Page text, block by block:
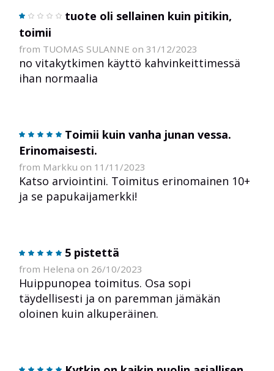
tuote oli sellainen kuin pitikin,
toimii
from TUOMAS SULANNE on 31/12/2023
no vitakytkimen käyttö kahvinkeittimessä
ihan normaalia
Toimii kuin vanha junan vessa.
Erinomaisesti.
from Markku on 11/11/2023
Katso arviointini. Toimitus erinomainen 10+
ja se papukaijamerkki!
5 pistettä
from Helena on 26/10/2023
Huippunopea toimitus. Osa sopi
täydellisesti ja on paremman jämäkän
oloinen kuin alkuperäinen.